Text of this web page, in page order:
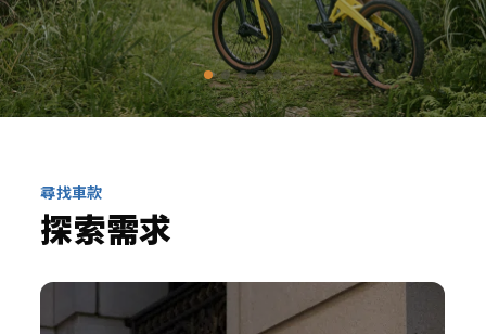
尋找車款
探索需求